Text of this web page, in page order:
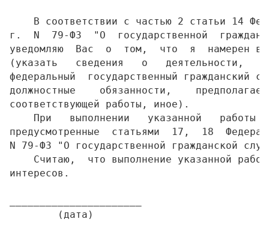
В соответствии с частью 2 статьи 14
г.  N  79-ФЗ  "О  государственной
уведомляю  Вас  о  том,  что  я  намерен
(указать   сведения   о   деятельности,
федеральный  государственный гражданский
должностные    обязанности,
соответствующей работы, иное).
При   выполнении   указанной   работы
предусмотренные  статьями  17,  18
N 79-ФЗ "О государственной гражданской
Считаю,  что выполнение указанной
интересов.